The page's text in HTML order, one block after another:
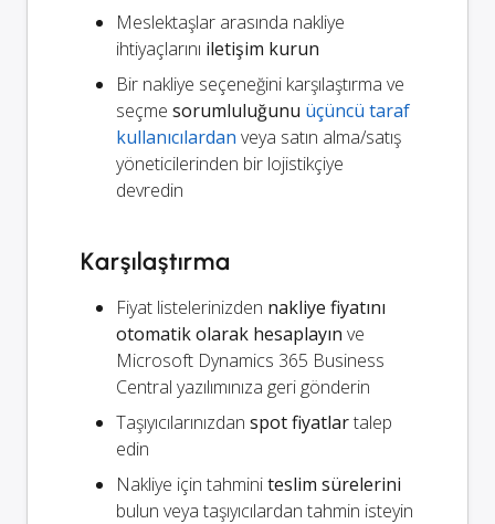
Meslektaşlar arasında nakliye
ihtiyaçlarını iletişim kurun
Bir nakliye seçeneğini karşılaştırma ve
seçme sorumluluğunu üçüncü taraf
kullanıcılardan veya satın alma/satış
yöneticilerinden bir lojistikçiye
devredin
Karşılaştırma
Fiyat listelerinizden nakliye fiyatını
otomatik olarak hesaplayın ve
Microsoft Dynamics 365 Business
Central yazılımınıza geri gönderin
Taşıyıcılarınızdan spot fiyatlartalep
edin
Nakliye için tahminiteslim sürelerini
bulun veya taşıyıcılardan tahmin isteyin